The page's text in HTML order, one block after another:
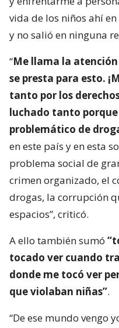
vida de los niños ahí
y no salió en ninguna
“Me llama la
se presta para esto.
tanto por los
luchado tanto
problemático de
en este país y en esta
problema social de
crimen organizado, el
drogas, la corrupción
espacios”, criticó.
A ello también sumó
tocado ver cuando
donde me tocó ver
que violaban niñas”.
“De ese mundo vengo